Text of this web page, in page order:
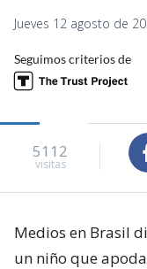
Jueves 12 agosto de
Seguimos criterios de
5112
visitas
Medios en Brasil
un niño que